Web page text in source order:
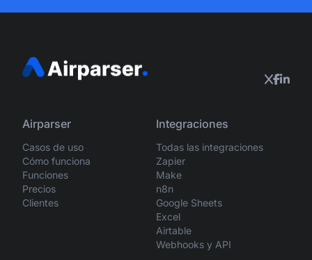
Airparser
Casos de uso
Cómo funciona
Funciones
Precios
Clientes
Integraciones
Todas las integraciones
Zapier
Make
n8n
Google Sheets
Excel
Airtable
Webhooks y API